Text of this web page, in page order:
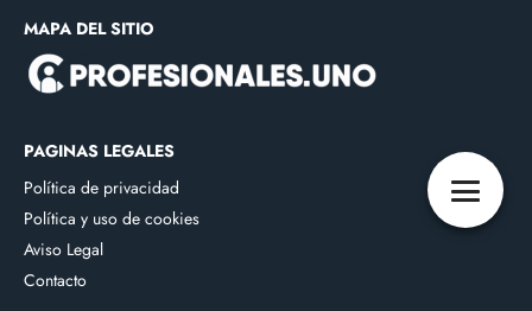
MAPA DEL SITIO
PAGINAS LEGALES
Política de privacidad
Política y uso de cookies
Aviso Legal
Contacto